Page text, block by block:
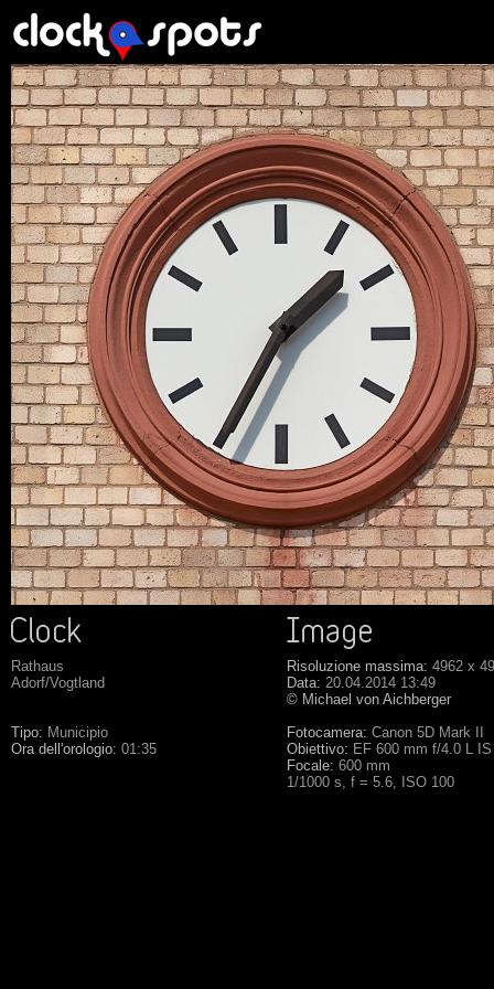
Rathaus
Adorf/Vogtland
Tipo: Municipio
Ora dell'orologio: 01:35
Risoluzione massima: 4962 x
Data: 20.04.2014 13:49
© Michael von Aichberger
Fotocamera: Canon 5D Mark II
Obiettivo: EF 600 mm f/4.0 L
Focale: 600 mm
1/1000 s, f = 5.6, ISO 100